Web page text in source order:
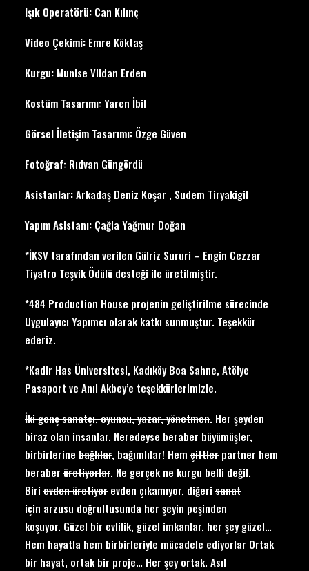
Işık Operatörü: Can Kılınç
Video Çekimi: Emre Köktaş
Kurgu: Munise Vildan Erden
Kostüm Tasarımı: Yaren İbil
Görsel İletişim Tasarımı: Özge Güven
Fotoğraf: Rıdvan Güngördü
Asistanlar:Arkadaş Deniz Koşar , Sudem Tiryakigil
Yapım Asistanı: Çağla Yağmur Doğan
*İKSV tarafından verilen Gülriz Sururi – Engin Cezzar
Tiyatro Teşvik Ödülü desteği ile üretilmiştir.
*484 Production House projenin geliştirilme sürecinde
Uygulayıcı Yapımcı olarak katkı sunmuştur. Teşekkür
ederiz.
*Kadir Has Üniversitesi, Kadıköy Boa Sahne, Atölye
Pasaport ve Anıl Akbey’e teşekkürlerimizle.
İki genç sanatçı, oyuncu, yazar, yönetmen. Her şeyden
biraz olan insanlar. Neredeyse beraber büyümüşler,
birbirlerine bağlılar, bağımlılar! Hem çiftler partner hem
beraber üretiyorlar. Ne gerçek ne kurgu belli değil.
Biri evden üretiyor evden çıkamıyor, diğeri sanat
için arzusu doğrultusunda her şeyin peşinden
koşuyor. Güzel bir evlilik, güzel imkanlar, her şey güzel…
Hem hayatla hem birbirleriyle mücadele ediyorlar Ortak
bir hayat, ortak bir proje… Her şey ortak. Asıl